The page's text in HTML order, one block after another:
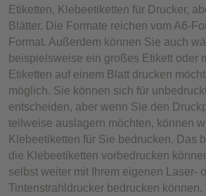
Etiketten, Klebeetiketten für Drucker,
Blätter. Die Formate reichen vom A6-
Format. Außerdem können Sie auch
beispielsweise ein großes Etikett oder
Etiketten auf einem Blatt drucken
möglich. Sie können sich für
entscheiden, aber wenn Sie den
teilweise auslagern möchten, können
Klebeetiketten für Sie bedrucken. Das
die Klebeetiketten vorbedrucken
selbst weiter mit Ihrem eigenen Laser-
Tintenstrahldrucker bedrucken